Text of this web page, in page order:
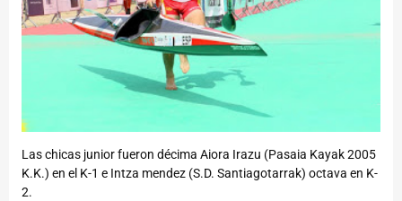
Las chicas junior fueron décima Aiora Irazu (Pasaia Kayak 2005
K.K.) en el K-1 e Intza mendez (S.D. Santiagotarrak) octava en K-
2.